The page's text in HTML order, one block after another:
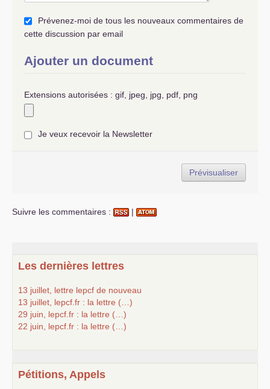
Prévenez-moi de tous les nouveaux commentaires de
cette discussion par email
Ajouter un document
Extensions autorisées : gif, jpeg, jpg, pdf, png
Je veux recevoir la Newsletter
Suivre les commentaires : |
Les dernières lettres
13 juillet, lettre lepcf de nouveau
13 juillet, lepcf.fr : la lettre (…)
29 juin, lepcf.fr : la lettre (…)
22 juin, lepcf.fr : la lettre (…)
Pétitions, Appels